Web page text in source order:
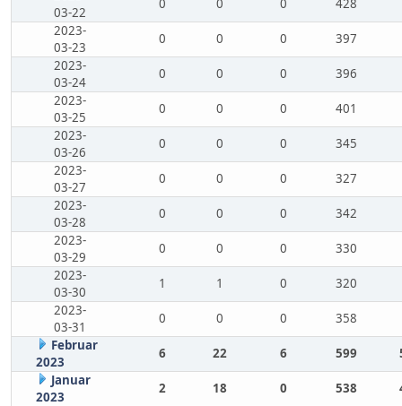
03-22
0 0 0
428
2023-
03-23
0 0 0
397
2023-
03-24
0 0 0
396
2023-
03-25
0 0 0
401
2023-
03-26
0 0 0
345
2023-
03-27
0 0 0
327
2023-
03-28
0 0 0
342
2023-
03-29
0 0 0
330
2023-
03-30
1 1 0
320
2023-
03-31
0 0 0
358
Februar
2023
6 22 6 599
Januar
2023
2 18 0 538